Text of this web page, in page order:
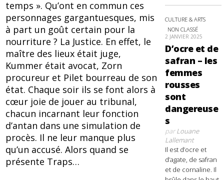
temps ». Qu’ont en commun ces
personnages gargantuesques, mis
à part un goût certain pour la
nourriture ? La Justice. En effet, le
maître des lieux était juge,
Kummer était avocat, Zorn
procureur et Pilet bourreau de son
état. Chaque soir ils se font alors à
cœur joie de jouer au tribunal,
chacun incarnant leur fonction
d’antan dans une simulation de
procès. Il ne leur manque plus
qu’un accusé. Alors quand se
présente Traps…
CULTURE & ARTS
NON CLASSÉ
2 JANVIER 2025
D’ocre et de
safran – les
femmes
rousses
sont
dangereuse
s
parLouane
Lallemant
Il est d’ocre et
d’agate, de safran
et de cornaline. Il